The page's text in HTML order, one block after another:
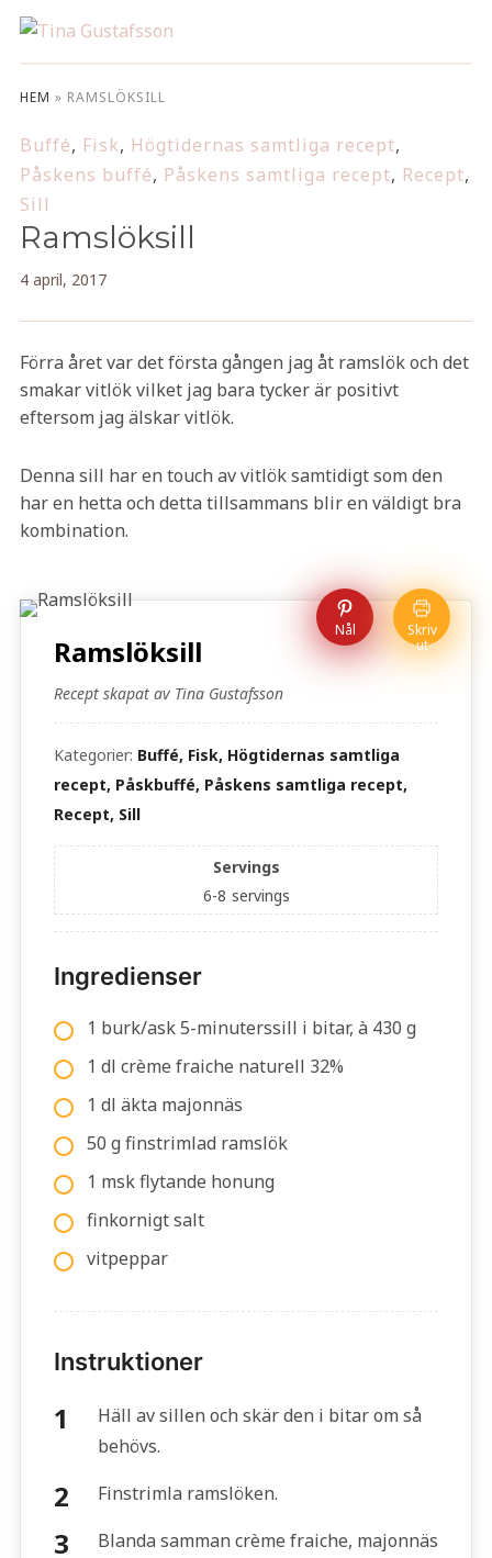
HEM » RAMSLÖKSILL
Buffé, Fisk, Högtidernas samtliga recept,
Påskens buffé, Påskens samtliga recept, Recept,
Sill
Ramslöksill
4 april, 2017
Förra året var det första gången jag åt ramslök och det
smakar vitlök vilket jag bara tycker är positivt
eftersom jag älskar vitlök.
Denna sill har en touch av vitlök samtidigt som den
har en hetta och detta tillsammans blir en väldigt bra
kombination.
Nål
Skriv
ut
Ramslöksill
Recept skapat av Tina Gustafsson
Kategorier: Buffé, Fisk, Högtidernas samtliga
recept, Påskbuffé, Påskens samtliga recept,
Recept, Sill
Servings
6-8 servings
Ingredienser
1 burk/ask 5-minuterssill i bitar, à 430 g
1 dl crème fraiche naturell 32%
1 dl äkta majonnäs
50 g finstrimlad ramslök
1 msk flytande honung
finkornigt salt
vitpeppar
Instruktioner
Häll av sillen och skär den i bitar om så
behövs.
Finstrimla ramslöken.
Blanda samman crème fraiche, majonnäs